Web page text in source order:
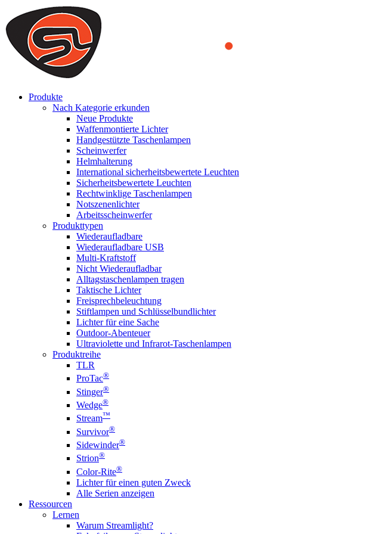
We use cookies to ensure that we provide you the best experience on our website. By
you a better experience. To learn more or to find out how you can disable cookies, you can access
ACCEPT AND CLOSE
Produkte
Nach Kategorie erkunden
Neue Produkte
Waffenmontierte Lichter
Handgestützte Taschenlampen
Scheinwerfer
Helmhalterung
International sicherheitsbewertete Leuchten
Sicherheitsbewertete Leuchten
Rechtwinklige Taschenlampen
Notszenenlichter
Arbeitsscheinwerfer
Produkttypen
Wiederaufladbare
Wiederaufladbare USB
Multi-Kraftstoff
Nicht Wiederaufladbar
Alltagstaschenlampen tragen
Taktische Lichter
Freisprechbeleuchtung
Stiftlampen und Schlüsselbundlichter
Lichter für eine Sache
Outdoor-Abenteuer
Ultraviolette und Infrarot-Taschenlampen
Produktreihe
TLR
ProTac®
Stinger®
Wedge®
Stream™
Survivor®
Sidewinder®
Strion®
Color-Rite®
Lichter für einen guten Zweck
Alle Serien anzeigen
Ressourcen
Lernen
Warum Streamlight?